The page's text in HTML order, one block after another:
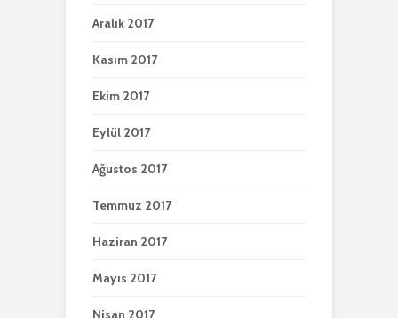
Aralık 2017
Kasım 2017
Ekim 2017
Eylül 2017
Ağustos 2017
Temmuz 2017
Haziran 2017
Mayıs 2017
Nisan 2017